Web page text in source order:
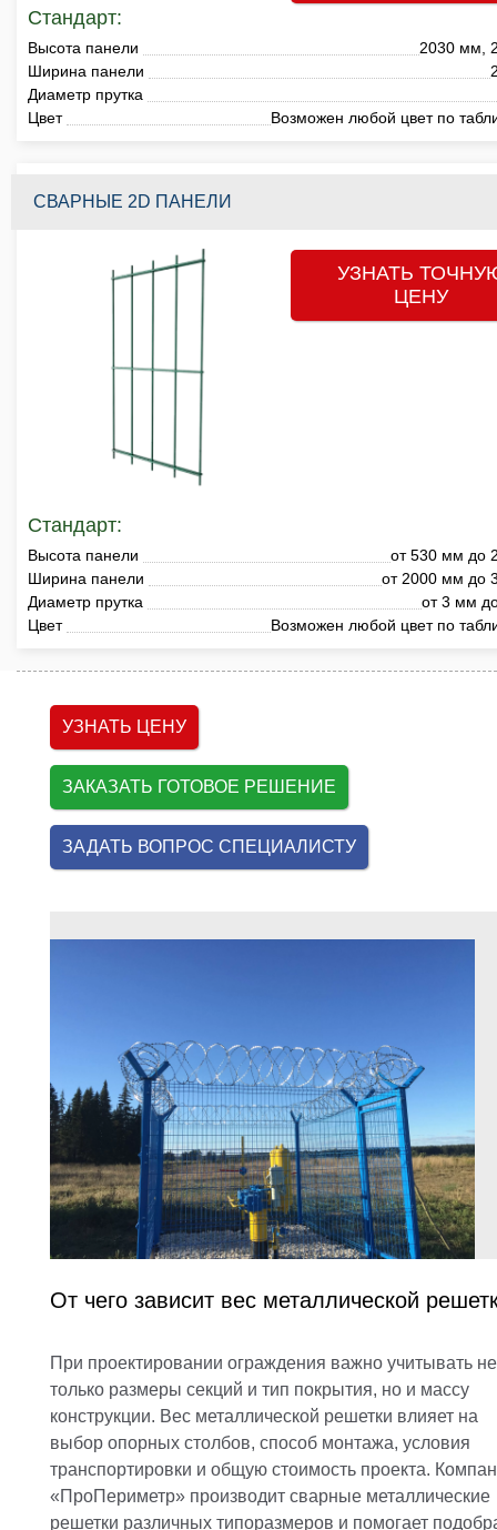
Стандарт:
Высота панели
2030 мм,
Ширина панели
Диаметр прутка
Цвет
Возможен любой цвет по
СВАРНЫЕ 2D ПАНЕЛИ
УЗНАТЬ
ЦЕНУ
Стандарт:
Высота панели
от 530 мм до
Ширина панели
от 2000 мм до
Диаметр прутка
от 3 мм
Цвет
Возможен любой цвет по
УЗНАТЬ ЦЕНУ
ЗАКАЗАТЬ ГОТОВОЕ РЕШЕНИЕ
ЗАДАТЬ ВОПРОС СПЕЦИАЛИСТУ
От чего зависит вес металлической
При проектировании ограждения важно учитывать не
только размеры секций и тип покрытия, но и массу
конструкции. Вес металлической решетки влияет на
выбор опорных столбов, способ монтажа, условия
транспортировки и общую стоимость проекта.
«ПроПериметр» производит сварные металлические
решетки различных типоразмеров и помогает